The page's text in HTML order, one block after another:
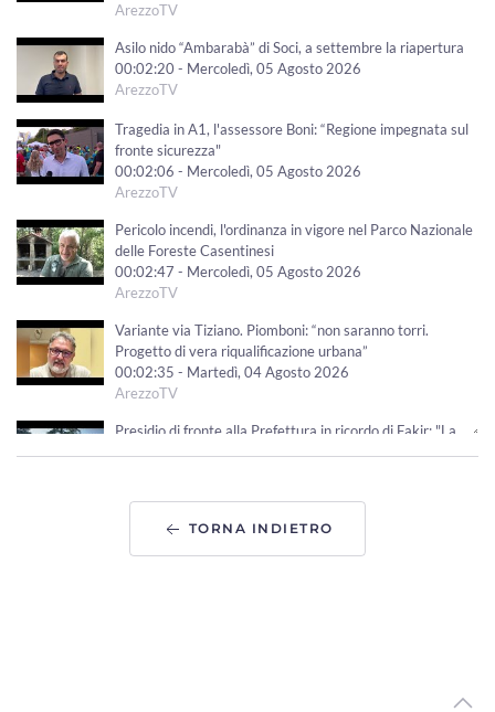
ArezzoTV
Asilo nido “Ambarabà” di Soci, a settembre la riapertura
00:02:20 - Mercoledì, 05 Agosto 2026
ArezzoTV
Tragedia in A1, l'assessore Boni: “Regione impegnata sul
fronte sicurezza"
00:02:06 - Mercoledì, 05 Agosto 2026
ArezzoTV
Pericolo incendi, l'ordinanza in vigore nel Parco Nazionale
delle Foreste Casentinesi
00:02:47 - Mercoledì, 05 Agosto 2026
ArezzoTV
Variante via Tiziano. Piomboni: “non saranno torri.
Progetto di vera riqualificazione urbana”
00:02:35 - Martedì, 04 Agosto 2026
ArezzoTV
Presidio di fronte alla Prefettura in ricordo di Fakir: "La
Foiano della Chiana, inaugurato il Fosso Salciaia per la
Sicurezza del Territorio
TORNA INDIETRO